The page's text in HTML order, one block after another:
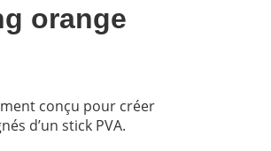
orange
conçu pour créer
d’un stick PVA.